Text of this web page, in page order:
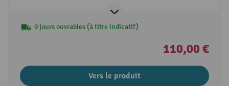
9 jours ouvrables (à titre indicatif)
110,00 €
Vers le produit